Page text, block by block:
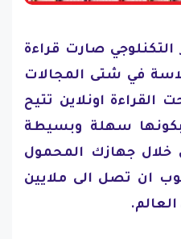
التكنلوجي صارت قراءة
في شتى المجالات
القراءة اونلاين تتيح
بكونها سهلة وبسيطة
جهازك المحمول
ان تصل الى ملايين